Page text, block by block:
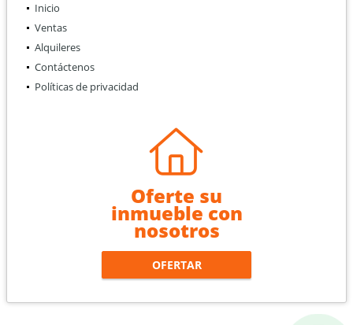
Inicio
Ventas
Alquileres
Contáctenos
Políticas de privacidad
Oferte su
inmueble con
nosotros
OFERTAR